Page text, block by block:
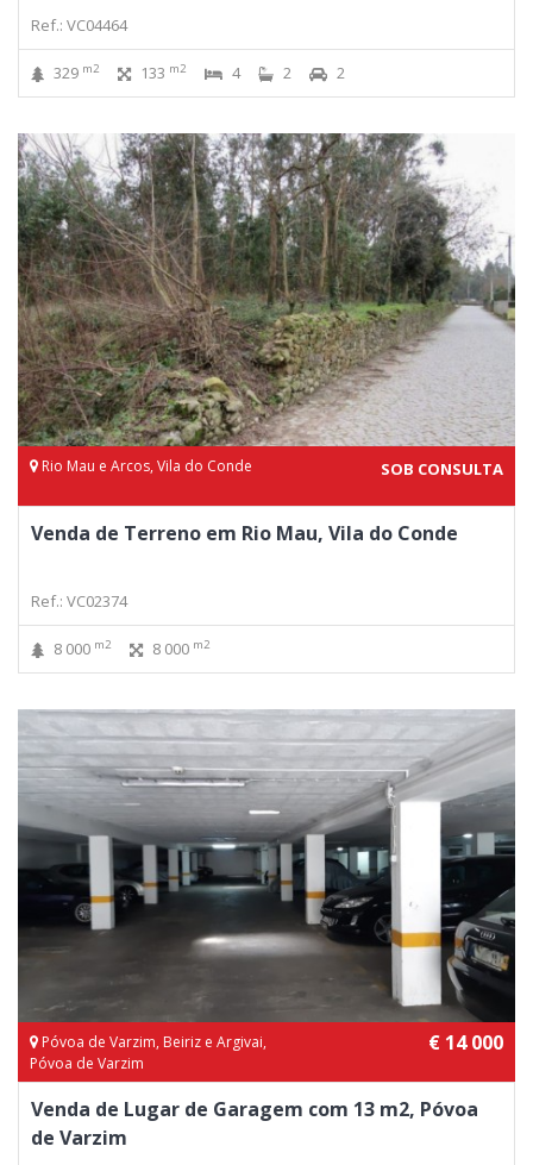
Ref.: VC04464
329 m2 133 m2 4 2 2
Rio Mau e Arcos, Vila do Conde SOB CONSULTA
Venda de Terreno em Rio Mau, Vila do Conde
Ref.: VC02374
8 000 m2 8 000 m2
Póvoa de Varzim, Beiriz e Argivai,
Póvoa de Varzim
€ 14 000
Venda de Lugar de Garagem com 13 m2, Póvoa
de Varzim